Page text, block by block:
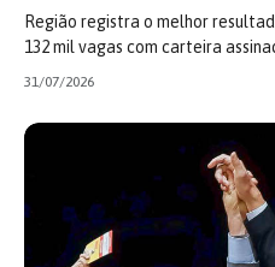
Região registra o melhor
132 mil vagas com carteira
31/07/2026